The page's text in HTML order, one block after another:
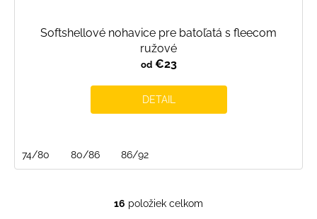
Softshellové nohavice pre batoľatá s fleecom
ružové
od€23
DETAIL
74/80 80/86 86/92
O
16 položiek celkom